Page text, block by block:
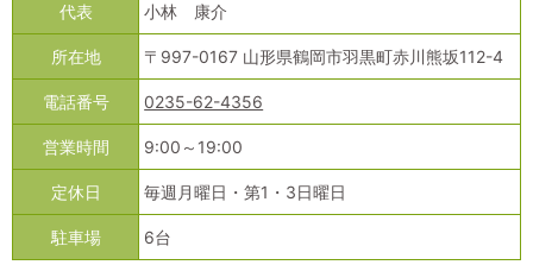
代表 小林 康介
所在地 〒997-0167 山形県鶴岡市羽黒町赤川熊坂112-4
電話番号 0235-62-4356
営業時間 9:00～19:00
定休日 毎週月曜日・第1・3日曜日
駐車場 6台